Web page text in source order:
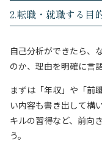
2.転職・就職する目
自己分析ができたら、
のか、理由を明確に言
まずは「年収」や「前
い内容も書き出して構
キルの習得など、前向
う。